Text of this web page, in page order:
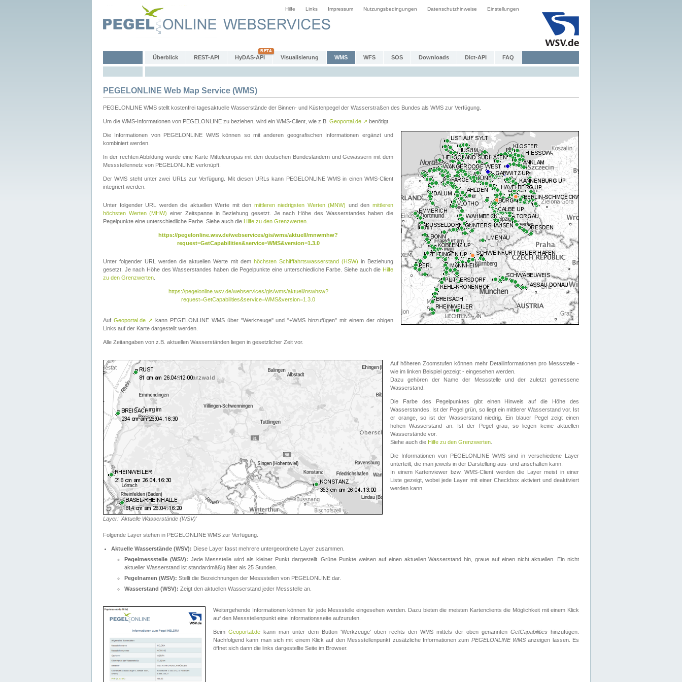
Hilfe Links Impressum Nutzungsbedingungen Datenschutzhinweise Einstellungen
Überblick REST-API HyDAS-API Visualisierung WMS WFS SOS Downloads Dict-API FAQ
PEGELONLINE Web Map Service (WMS)
PEGELONLINE WMS stellt kostenfrei tagesaktuelle Wasserstände der Binnen- und Küstenpegel der Wasserstraßen des Bundes als WMS zur Verfügung.
Um die WMS-Informationen von PEGELONLINE zu beziehen, wird ein WMS-Client, wie z.B. Geoportal.de ↗ benötigt.
Die Informationen von PEGELONLINE WMS können so mit anderen geografischen Informationen ergänzt und
kombiniert werden.
In der rechten Abbildung wurde eine Karte Mitteleuropas mit den deutschen Bundesländern und Gewässern mit dem
Messstellennetz von PEGELONLINE verknüpft.
Der WMS steht unter zwei URLs zur Verfügung. Mit diesen URLs kann PEGELONLINE WMS in einen WMS-Client
integriert werden.
Unter folgender URL werden die aktuellen Werte mit den mittleren niedrigsten Werten (MNW) und denmittleren
höchsten Werten (MHW) einer Zeitspanne in Beziehung gesetzt. Je nach Höhe des Wasserstandes haben die
Pegelpunkte eine unterschiedliche Farbe. Siehe auch die Hilfe zu den Grenzwerten
https://pegelonline.wsv.de/webservices/gis/wms/aktuell/mnwmhw?
request=GetCapabilities&service=WMS&version=1.3.0
Unter folgender URL werden die aktuellen Werte mit dem höchsten Schifffahrtswasserstand (HSW) in Beziehung
gesetzt. Je nach Höhe des Wasserstandes haben die Pegelpunkte eine unterschiedliche Farbe. Siehe auch die Hilfe
zu den Grenzwerten
https://pegelonline.wsv.de/webservices/gis/wms/aktuell/nswhsw?
request=GetCapabilities&service=WMS&version=1.3.0
Auf Geoportal.de ↗ kann PEGELONLINE WMS über "Werkzeuge" und "+WMS hinzufügen" mit einem der obigen
Links auf der Karte dargestellt werden.
Alle Zeitangaben von z.B. aktuellen Wasserständen liegen in gesetzlicher Zeit vor.
Layer: 'Aktuelle Wasserstände (WSV)'
Auf höheren Zoomstufen können mehr Detailinformationen pro Messstelle -
wie im linken Beispiel gezeigt - eingesehen werden.
Dazu gehören der Name der Messstelle und der zuletzt gemessene
Wasserstand.
Die Farbe des Pegelpunktes gibt einen Hinweis auf die Höhe des
Wasserstandes. Ist der Pegel grün, so liegt ein mittlerer Wasserstand vor. Ist
er orange, so ist der Wasserstand niedrig. Ein blauer Pegel zeigt einen
hohen Wasserstand an. Ist der Pegel grau, so liegen keine aktuellen
Wasserstände vor.
Siehe auch die Hilfe zu den Grenzwerten
Die Informationen von PEGELONLINE WMS sind in verschiedene Layer
unterteilt, die man jeweils in der Darstellung aus- und anschalten kann.
In einem Kartenviewer bzw. WMS-Client werden die Layer meist in einer
Liste gezeigt, wobei jede Layer mit einer Checkbox aktiviert und deaktiviert
werden kann.
Folgende Layer stehen in PEGELONLINE WMS zur Verfügung.
Aktuelle Wasserstände (WSV): Diese Layer fasst mehrere untergeordnete Layer zusammen.
Pegelmessstelle (WSV): Jede Messstelle wird als kleiner Punkt dargestellt. Grüne Punkte weisen auf einen aktuellen Wasserstand hin, graue auf einen nicht aktuellen. Ein nicht
aktueller Wasserstand ist standardmäßig älter als 25 Stunden.
Pegelnamen (WSV): Stellt die Bezeichnungen der Messstellen von PEGELONLINE dar.
Wasserstand (WSV): Zeigt den aktuellen Wasserstand jeder Messstelle an.
Weitergehende Informationen können für jede Messstelle eingesehen werden. Dazu bieten die meisten Kartenclients die Möglichkeit mit einem Klick
auf den Messstellenpunkt eine Informationsseite aufzurufen.
Beim Geoportal.de kann man unter dem Button 'Werkzeuge' oben rechts den WMS mittels der oben genannten GetCapabilities hinzufügen.
Nachfolgend kann man sich mit einem Klick auf den Messstellenpunkt zusätzliche Informationen zum PEGELONLINE WMSanzeigen lassen. Es
öffnet sich dann die links dargestellte Seite im Browser.